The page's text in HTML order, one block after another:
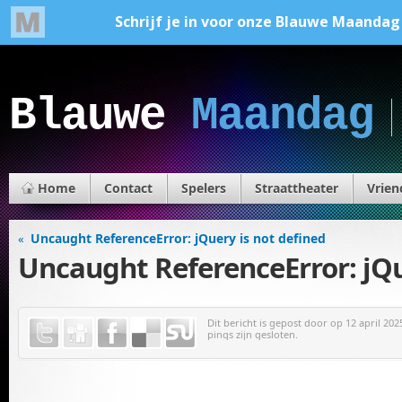
BlauweMaandag
Home Contact Spelers Straattheater
« Uncaught ReferenceError: jQuery is not defined
Uncaught ReferenceError:
Dit bericht is gepost door op 12 april
pings zijn gesloten.